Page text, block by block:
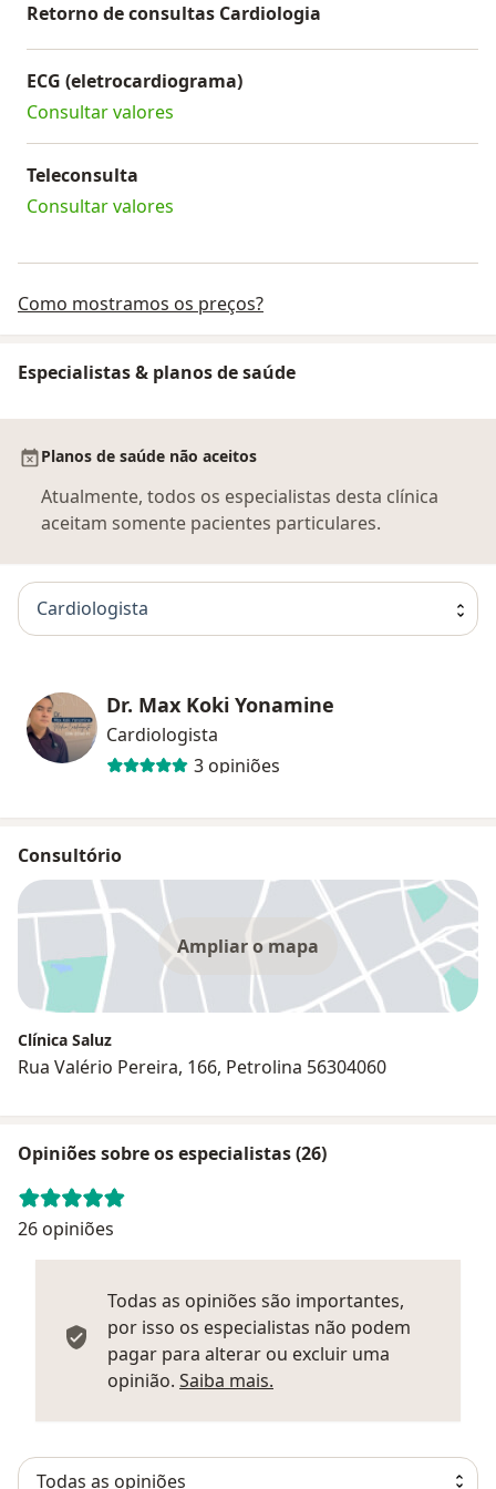
Retorno de consultas Cardiologia
ECG (eletrocardiograma)
Consultar valores
Teleconsulta
Consultar valores
Como mostramos os preços?
Especialistas & planos de saúde
Planos de saúde não aceitos
Atualmente, todos os especialistas desta clínica
aceitam somente pacientes particulares.
Cardiologista
Dr. Max Koki Yonamine
Cardiologista
3 opiniões
Consultório
Ampliar o mapa
Clínica Saluz
Rua Valério Pereira, 166, Petrolina 56304060
Opiniões sobre os especialistas (26)
26 opiniões
Todas as opiniões são importantes,
por isso os especialistas não podem
pagar para alterar ou excluir uma
opinião. Saiba mais.